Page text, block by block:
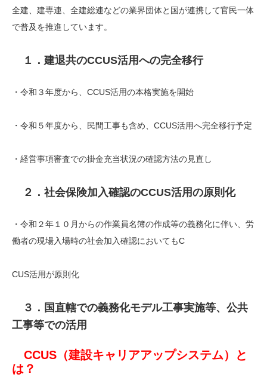
全建、建専連、全建総連などの業界団体と国が連携して官民一体
で普及を推進しています。
１．建退共のCCUS活用への完全移行
・令和３年度から、CCUS活用の本格実施を開始
・令和５年度から、民間工事も含め、CCUS活用へ完全移行予定
・経営事項審査での掛金充当状況の確認方法の見直し
２．社会保険加入確認のCCUS活用の原則化
・令和２年１０月からの作業員名簿の作成等の義務化に伴い、労
働者の現場入場時の社会加入確認においてもC
CUS活用が原則化
３．国直轄での義務化モデル工事実施等、公共
工事等での活用
CCUS（建設キャリアアップシステム）と
は？